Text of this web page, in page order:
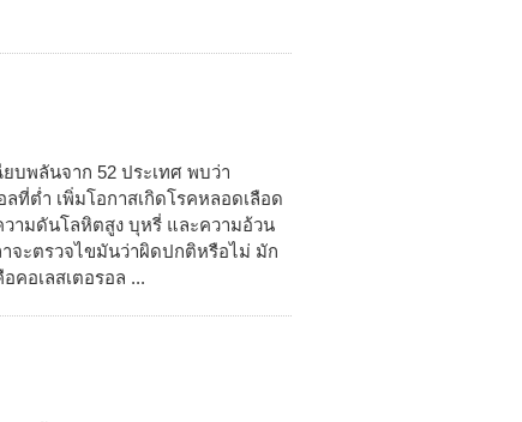
บพลันจาก 52 ประเทศ พบว่า
ที่ต่ำ เพิ่มโอกาสเกิดโรคหลอดเลือด
วามดันโลหิตสูง บุหรี่ และความอ้วน
าจะตรวจไขมันว่าผิดปกติหรือไม่ มัก
คอเลสเตอรอล ...